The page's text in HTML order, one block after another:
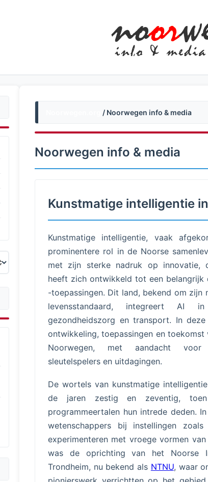
/ Noorwegen info & media
Noorwegen info & media
Kunstmatige intelligentie
Kunstmatige intelligentie, vaak
prominentere rol in de Noorse
met zijn sterke nadruk op innovatie,
heeft zich ontwikkeld tot een belangrijk
-toepassingen. Dit land, bekend om zijn
levensstandaard, integreert AI
gezondheidszorg en transport. In
ontwikkeling, toepassingen en
Noorwegen, met aandacht voor
sleutelspelers en uitdagingen.
De wortels van kunstmatige
de jaren zestig en zeventig,
programmeertalen hun intrede deden.
wetenschappers bij instellingen
experimenteren met vroege vormen
was de oprichting van het Noorse
Trondheim, nu bekend als NTNU, waar